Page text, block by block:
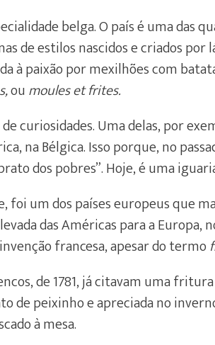
belga. O país é uma das
de estilos nascidos e criados por
à paixão por mexilhões com
oumoules et frites.
curiosidades. Uma delas, por
na Bélgica. Isso porque, no
dos pobres”. Hoje, é uma
foi um dos países europeus que
das Américas para a Europa,
francesa, apesar do termo
de 1781, já citavam uma
de peixinho e apreciada no
à mesa.